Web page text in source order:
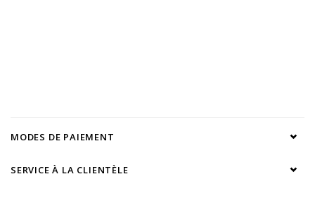
MODES DE PAIEMENT
SERVICE À LA CLIENTÈLE